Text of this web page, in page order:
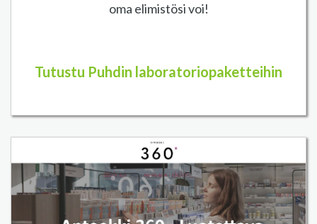
oma elimistösi voi!
Tutustu Puhdin laboratoriopaketteihin